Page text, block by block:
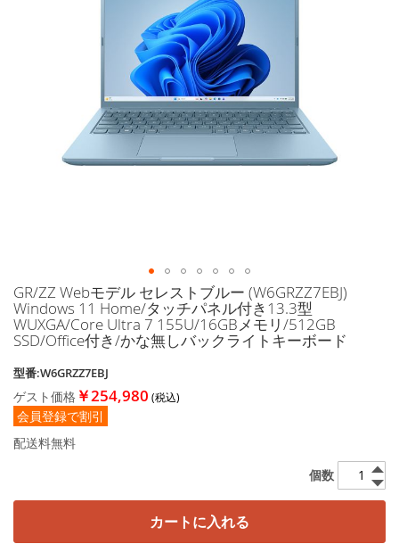
イ
メ
ー
ジ
ャ
ラ
リ
ー
の
に
GR/ZZ Webモデル セレストブルー (W6GRZZ7EBJ)
Windows 11 Home/タッチパネル付き13.3型
WUXGA/Core Ultra 7 155U/16GBメモリ/512GB
SSD/Office付き/かな無しバックライトキーボード
型番:W6GRZZ7EBJ
ゲスト価格 ￥254,980
会員登録で割引
配送料無料
個数
カートに入れる